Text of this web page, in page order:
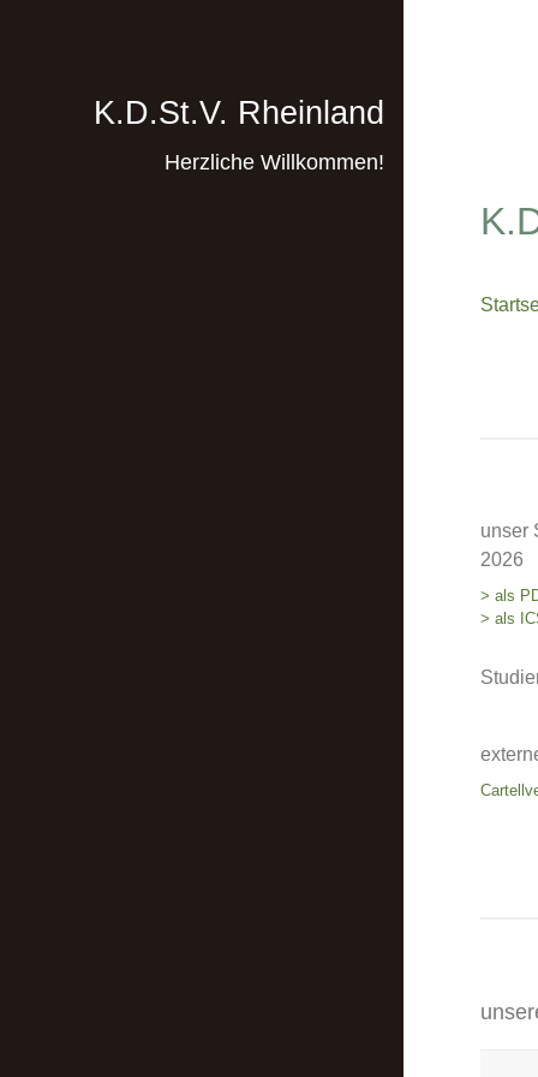
K.D.St.V. Rheinland
Herzliche Willkommen!
unser
2026
> als
> als